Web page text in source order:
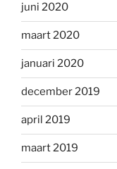
juni 2020
maart 2020
januari 2020
december 2019
april 2019
maart 2019